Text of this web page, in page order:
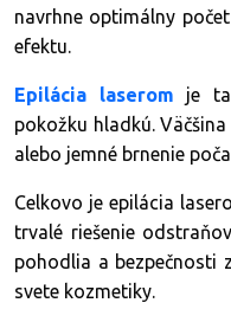
navrhne optimálny
efektu.
Epilácia laserom
je
pokožku hladkú.
alebo jemné brnenie
Celkovo je epilácia
trvalé riešenie
pohodlia a bezpečnosti
svete kozmetiky.